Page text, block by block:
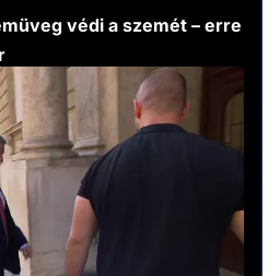
védi a szemét – erre